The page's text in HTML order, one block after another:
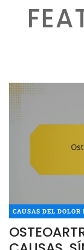
CAUSAS DEL DOLOR